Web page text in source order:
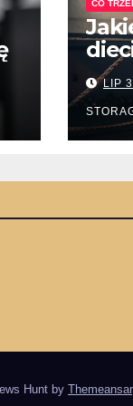
CO
LIP
Hunt by Themeansar.